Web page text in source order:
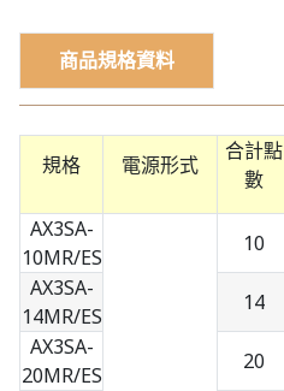
商品規格資料
規格 電源形式
合計點
數
AX3SA-
10MR/ES
10
AX3SA-
14MR/ES
14
AX3SA-
20MR/ES
20